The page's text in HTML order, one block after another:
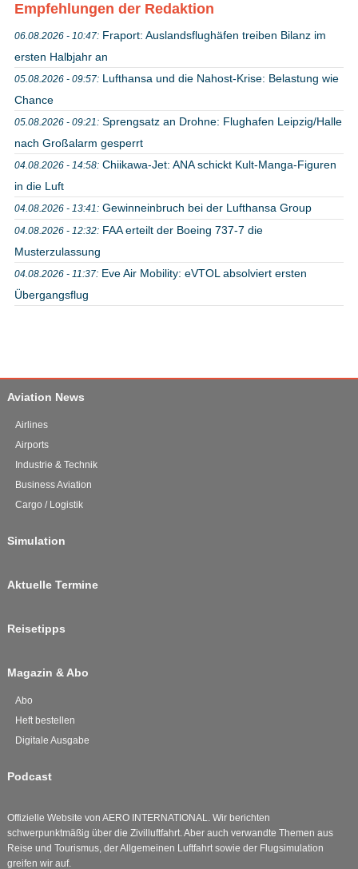
Empfehlungen der Redaktion
06.08.2026 - 10:47: Fraport: Auslandsflughäfen treiben Bilanz im
ersten Halbjahr an
05.08.2026 - 09:57: Lufthansa und die Nahost-Krise: Belastung wie
Chance
05.08.2026 - 09:21: Sprengsatz an Drohne: Flughafen Leipzig/Halle
nach Großalarm gesperrt
04.08.2026 - 14:58: Chiikawa-Jet: ANA schickt Kult-Manga-Figuren
in die Luft
04.08.2026 - 13:41: Gewinneinbruch bei der Lufthansa Group
04.08.2026 - 12:32: FAA erteilt der Boeing 737-7 die
Musterzulassung
04.08.2026 - 11:37: Eve Air Mobility: eVTOL absolviert ersten
Übergangsflug
Aviation News
Airlines
Airports
Industrie & Technik
Business Aviation
Cargo / Logistik
Simulation
Aktuelle Termine
Reisetipps
Magazin & Abo
Abo
Heft bestellen
Digitale Ausgabe
Podcast
Offizielle Website von AERO INTERNATIONAL. Wir berichten
schwerpunktmäßig über die Zivilluftfahrt. Aber auch verwandte Themen aus
Reise und Tourismus, der Allgemeinen Luftfahrt sowie der Flugsimulation
greifen wir auf.